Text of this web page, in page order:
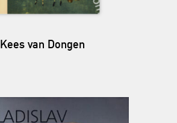
Kees van Dongen